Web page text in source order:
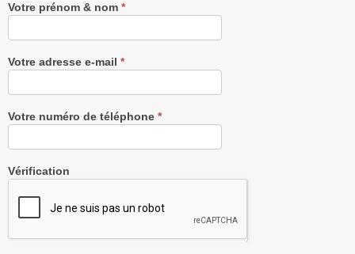
Votre prénom & nom *
Votre adresse e-mail *
Votre numéro de téléphone *
Vérification